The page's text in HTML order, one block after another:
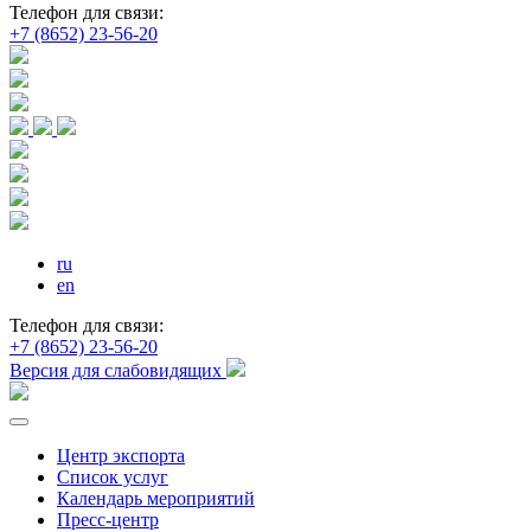
Телефон для связи:
+7 (8652) 23-56-20
ru
en
Телефон для связи:
+7 (8652) 23-56-20
Версия для слабовидящих
Центр экспорта
Список услуг
Календарь мероприятий
Пресс-центр